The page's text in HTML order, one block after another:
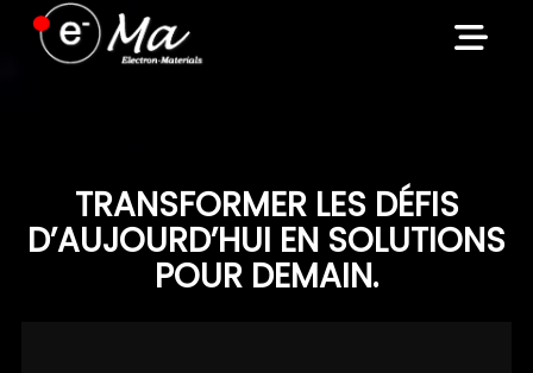
Skip
TRANSFORMER LES DÉFIS
D’AUJOURD’HUI EN SOLUTIONS
POUR DEMAIN.